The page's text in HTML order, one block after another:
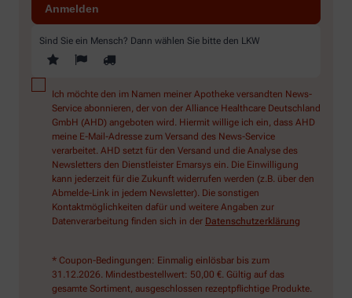
Sind Sie ein Mensch? Dann wählen Sie bitte den LKW
Ich möchte den im Namen meiner Apotheke versandten News-
Service abonnieren, der von der Alliance Healthcare Deutschland
GmbH (AHD) angeboten wird. Hiermit willige ich ein, dass AHD
meine E-Mail-Adresse zum Versand des News-Service
verarbeitet. AHD setzt für den Versand und die Analyse des
Newsletters den Dienstleister Emarsys ein. Die Einwilligung
kann jederzeit für die Zukunft widerrufen werden (z.B. über den
Abmelde-Link in jedem Newsletter). Die sonstigen
Kontaktmöglichkeiten dafür und weitere Angaben zur
Datenverarbeitung finden sich in der Datenschutzerklärung
* Coupon-Bedingungen: Einmalig einlösbar bis zum
31.12.2026. Mindestbestellwert: 50,00 €. Gültig auf das
gesamte Sortiment, ausgeschlossen rezeptpflichtige Produkte.